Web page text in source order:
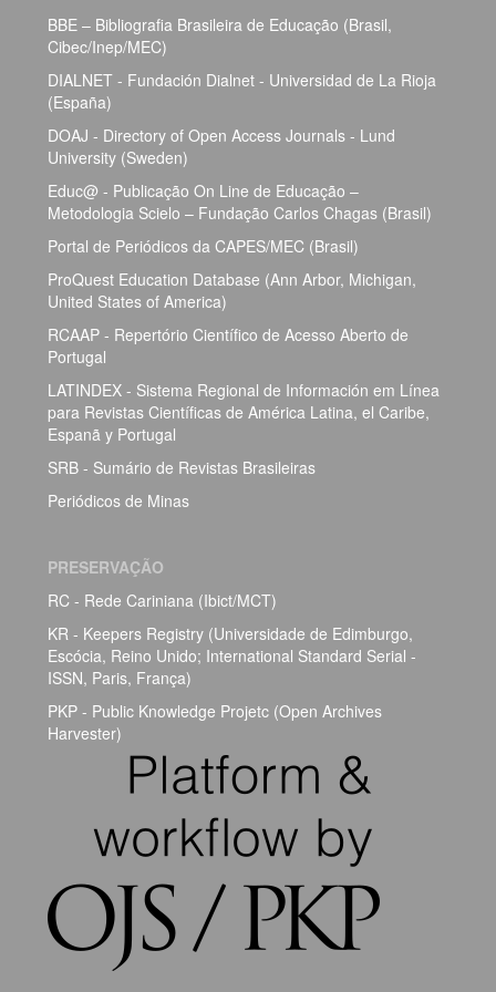
BBE – Bibliografia Brasileira de Educação (Brasil,
Cibec/Inep/MEC)
DIALNET - Fundación Dialnet - Universidad de La Rioja
(España)
DOAJ - Directory of Open Access Journals - Lund
University (Sweden)
Educ@ - Publicação On Line de Educação –
Metodologia Scielo – Fundação Carlos Chagas (Brasil)
Portal de Periódicos da CAPES/MEC (Brasil)
ProQuest Education Database (Ann Arbor, Michigan,
United States of America)
RCAAP - Repertório Científico de Acesso Aberto de
Portugal
LATINDEX - Sistema Regional de Información em Línea
para Revistas Científicas de América Latina, el Caribe,
Espanã y Portugal
SRB - Sumário de Revistas Brasileiras
Periódicos de Minas
PRESERVAÇÃO
RC - Rede Cariniana (Ibict/MCT)
KR - Keepers Registry (Universidade de Edimburgo,
Escócia, Reino Unido; International Standard Serial -
ISSN, Paris, França)
PKP - Public Knowledge Projetc (Open Archives
Harvester)